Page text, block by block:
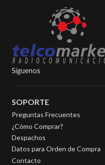
Síguenos
SOPORTE
Preguntas Frecuentes
¿Cómo Comprar?
Despachos
Datos para Orden de Compra
Contacto